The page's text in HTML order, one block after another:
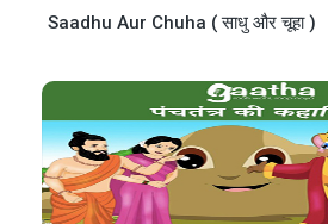
Saadhu Aur Chuha ( साधु और चूहा )